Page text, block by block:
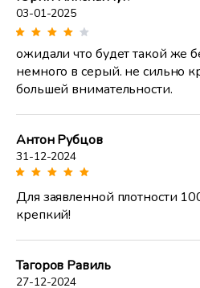
03-01-2025
ожидали что будет такой же
немного в серый. не сильно
большей внимательности.
Антон Рубцов
31-12-2024
Для заявленной плотности
крепкий!
Тагоров Равиль
27-12-2024